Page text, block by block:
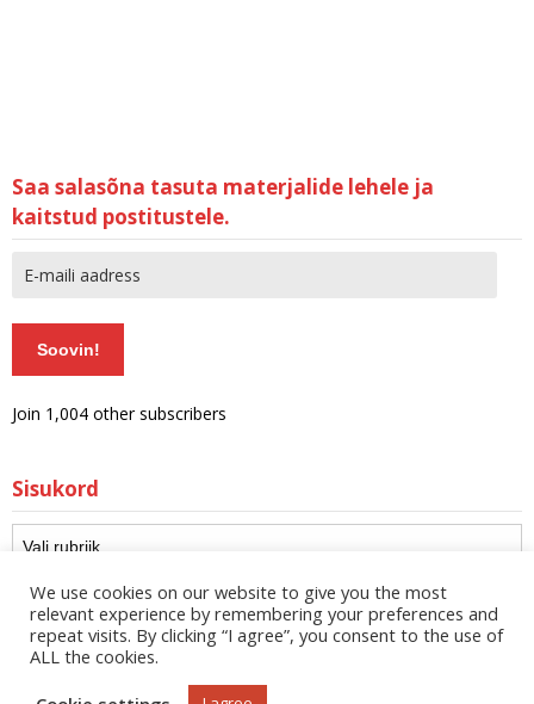
Saa salasõna tasuta materjalide lehele ja
kaitstud postitustele.
Soovin!
Join 1,004 other subscribers
Sisukord
We use cookies on our website to give you the most
relevant experience by remembering your preferences and
repeat visits. By clicking “I agree”, you consent to the use of
ALL the cookies.